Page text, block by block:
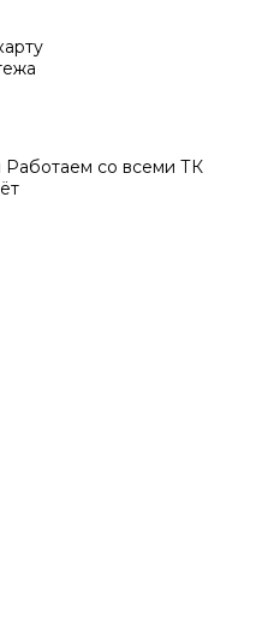
Работаем со всеми ТК